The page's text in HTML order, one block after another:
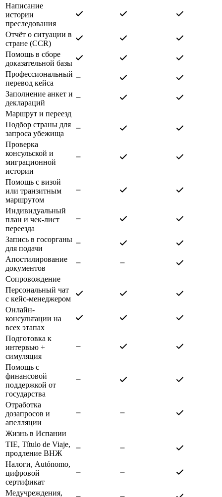
Написание
истории
преследования
Отчёт о ситуации в
стране (CCR)
Помощь в сборе
доказательной базы
Профессиональный
перевод кейса
Заполнение анкет и
деклараций
Маршрут и переезд
Подбор страны для
запроса убежища
Проверка
консульской и
миграционной
истории
Помощь с визой
или транзитным
маршрутом
Индивидуальный
план и чек-лист
переезда
Запись в госорганы
для подачи
Апостилирование
документов
Сопровождение
Персональный чат
с кейс-менеджером
Онлайн-
консультации на
всех этапах
Подготовка к
интервью +
симуляция
Помощь с
финансовой
поддержкой от
государства
Отработка
дозапросов и
апелляции
Жизнь в Испании
TIE, Título de Viaje,
продление ВНЖ
Налоги, Autónomo,
цифровой
сертификат
Медучреждения,